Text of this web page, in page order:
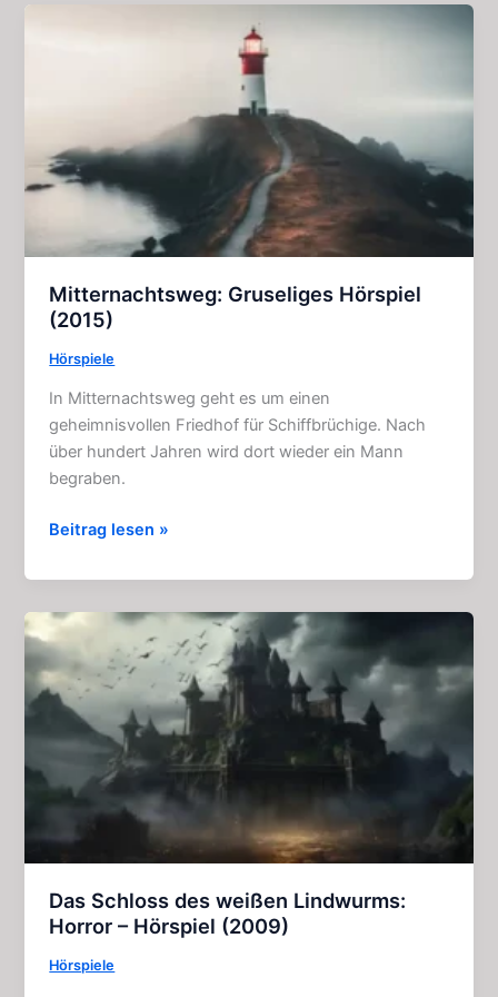
Kapitel)
Mitternachtsweg: Gruseliges Hörspiel
(2015)
Hörspiele
In Mitternachtsweg geht es um einen
geheimnisvollen Friedhof für Schiffbrüchige. Nach
über hundert Jahren wird dort wieder ein Mann
begraben.
Mitternachtsweg:
Hörspiel
(2015)
Beitrag lesen »
Das Schloss des weißen Lindwurms:
Horror – Hörspiel (2009)
Hörspiele